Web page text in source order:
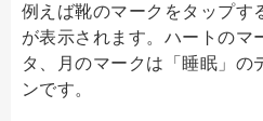
例えば靴のマークをタップす
が表示されます。ハートのマ
タ、月のマークは「睡眠」の
ンです。